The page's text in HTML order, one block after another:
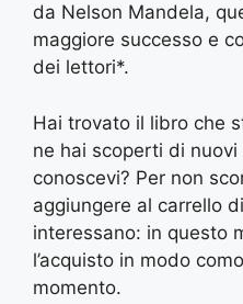
da Nelson Mandela,
maggiore successo e
dei lettori*.
Hai trovato il libro che
ne hai scoperti di
conoscevi? Per non
aggiungere al carrello
interessano: in questo
l’acquisto in modo
momento.